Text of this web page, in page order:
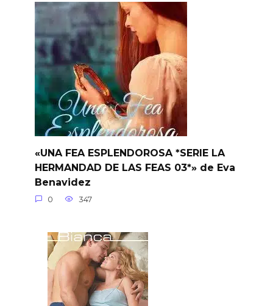
«UNA FEA ESPLENDOROSA *SERIE LA
HERMANDAD DE LAS FEAS 03*» de Eva
Benavidez
0 347